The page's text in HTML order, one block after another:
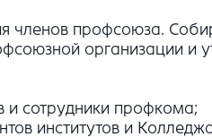
профсоюза.
организации и
и сотрудники профкома;
институтов и